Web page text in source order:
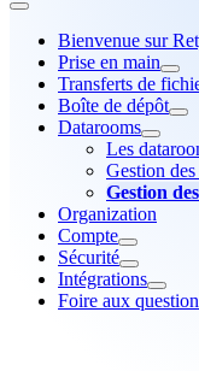
Bienvenue sur
Prise en main
Transferts de
Boîte de dépôt
Datarooms
Les
Gestion
Gestion
Organization
Compte
Sécurité
Intégrations
Foire aux